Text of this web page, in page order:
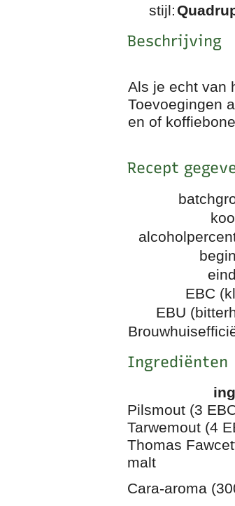
stijl:
Beschrijving
Als je echt van
Toevoegingen
en of
Recept
EBC
EBU
Ingrediënten
Pilsmout (3
Tarwemout (4
Thomas
malt
Cara-aroma